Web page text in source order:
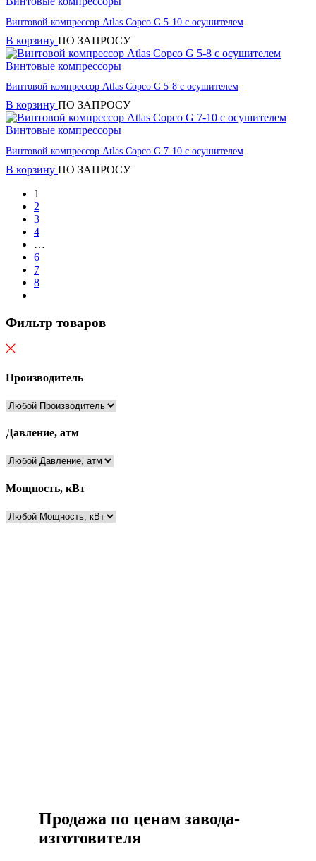
Винтовой компрессор Atlas Copco G 5-10 с осушителем
В корзину ПО ЗАПРОСУ
Винтовые компрессоры
Винтовой компрессор Atlas Copco G 5-8 с осушителем
В корзину ПО ЗАПРОСУ
Винтовые компрессоры
Винтовой компрессор Atlas Copco G 7-10 с осушителем
В корзину ПО ЗАПРОСУ
1
2
3
4
…
6
7
8
Фильтр товаров
Производитель
Давление, атм
Мощность, кВт
Продажа по ценам завода-
изготовителя